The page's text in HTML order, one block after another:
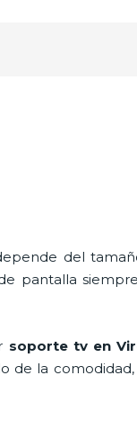
del
pantalla
soporte tv en
de la